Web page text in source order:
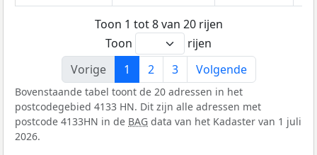
Toon 1 tot 8 van 20 rijen
Toon
rijen
Vorige
1 2 3 Volgende
Bovenstaande tabel toont de 20 adressen in het
postcodegebied 4133 HN. Dit zijn alle adressen met
postcode 4133HN in de BAG data van het Kadaster van 1 juli
2026.